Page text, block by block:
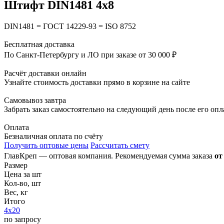
Штифт DIN1481 4х8
DIN1481 = ГОСТ 14229-93 = ISO 8752
Бесплатная доставка
По Санкт-Петербургу и ЛО при заказе от 30 000 ₽
Расчёт доставки онлайн
Узнайте стоимость доставки прямо в корзине на сайте
Самовывоз завтра
Забрать заказ самостоятельно на следующий день после его
Оплата
Безналичная оплата по счёту
Получить оптовые цены Рассчитать смету
ГлавКреп — оптовая компания. Рекомендуемая сумма заказа
Размер
Цена за шт
Кол-во, шт
Вес, кг
Итого
4х20
по запросу